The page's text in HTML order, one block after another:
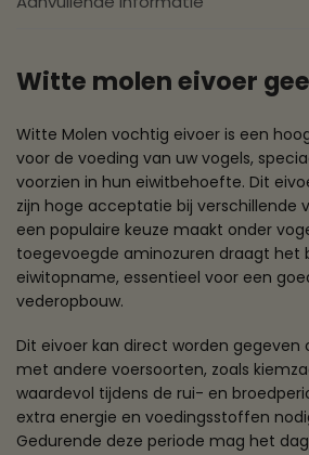
Witte molen eivoer
Witte Molen vochtig eivoer is een
voor de voeding van uw vogels,
voorzien in hun eiwitbehoefte. Dit
zijn hoge acceptatie bij verschillende
een populaire keuze maakt onder
toegevoegde aminozuren draagt het
eiwitopname, essentieel voor een
vederopbouw.
Dit eivoer kan direct worden
met andere voersoorten, zoals
waardevol tijdens de rui- en
extra energie en voedingsstoffen
Gedurende deze periode mag het